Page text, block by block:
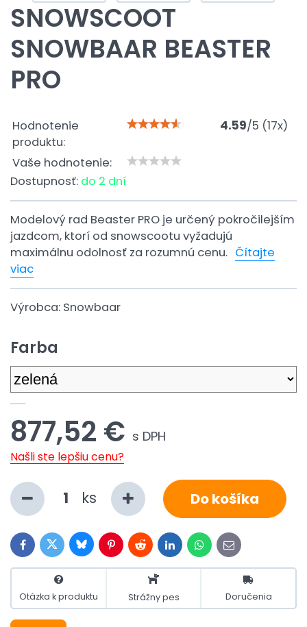
SNOWSCOOT
SNOWBAAR BEASTER
PRO
Hodnotenie
produktu:
4.59/5 (17x)
Vaše hodnotenie:
Dostupnosť: do 2 dní
Modelový rad Beaster PRO je určený pokročilejším
jazdcom, ktorí od snowscootu vyžadujú
maximálnu odolnosť za rozumnú cenu. Čítajte
viac
Výrobca: Snowbaar
Farba
877,52 € s DPH
Našli ste lepšiu cenu?
ks Do košíka
FacebookTwitterBlueskyPinterestRedditLinkedInWhatsApp
E-
mail
Otázka k produktu Strážny pes Doručenia